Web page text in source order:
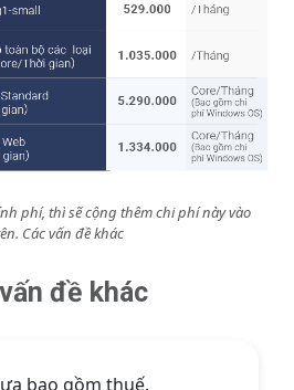
phí, thì sẽ cộng thêm chi phí này vào
Các vấn đề khác
đề khác
bao gồm thuế.